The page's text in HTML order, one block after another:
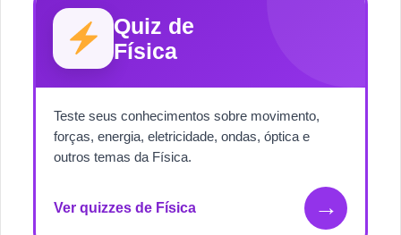
Quiz de
Física
Teste seus conhecimentos sobre movimento,
forças, energia, eletricidade, ondas, óptica e
outros temas da Física.
Ver quizzes de Física →